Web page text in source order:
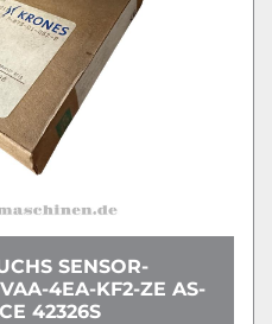
SENSOR-
4EA-KF2-ZE AS-
42326S